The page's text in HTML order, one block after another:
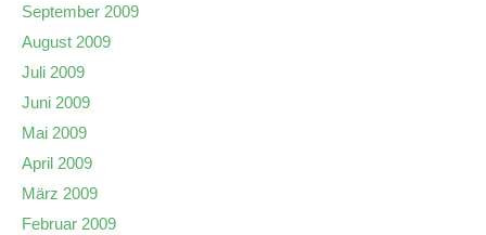
September 2009
August 2009
Juli 2009
Juni 2009
Mai 2009
April 2009
März 2009
Februar 2009